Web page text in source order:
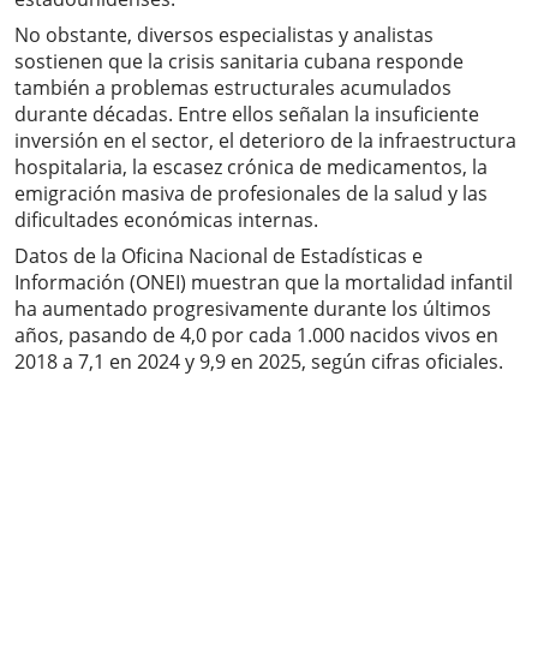
No obstante, diversos especialistas y analistas
sostienen que la crisis sanitaria cubana responde
también a problemas estructurales acumulados
durante décadas. Entre ellos señalan la insuficiente
inversión en el sector, el deterioro de la infraestructura
hospitalaria, la escasez crónica de medicamentos, la
emigración masiva de profesionales de la salud y las
dificultades económicas internas.
Datos de la Oficina Nacional de Estadísticas e
Información (ONEI) muestran que la mortalidad infantil
ha aumentado progresivamente durante los últimos
años, pasando de 4,0 por cada 1.000 nacidos vivos en
2018 a 7,1 en 2024 y 9,9 en 2025, según cifras oficiales.